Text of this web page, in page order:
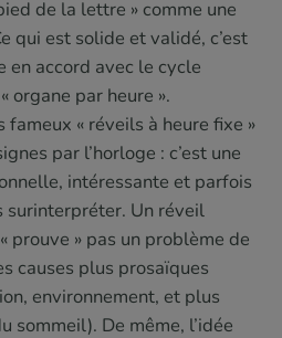
de la lettre » comme une
qui est solide et validé, c’est
en accord avec le cycle
organe par heure ».
« réveils à heure fixe »
par l’horloge : c’est une
intéressante et parfois
surinterpréter. Un réveil
prouve » pas un problème de
causes plus prosaïques
environnement, et plus
sommeil). De même, l’idée